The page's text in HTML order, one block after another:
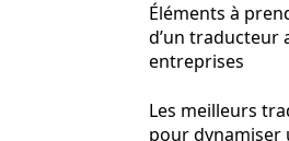
Éléments à
d’un
entreprises
Les meilleurs
pour dynamiser